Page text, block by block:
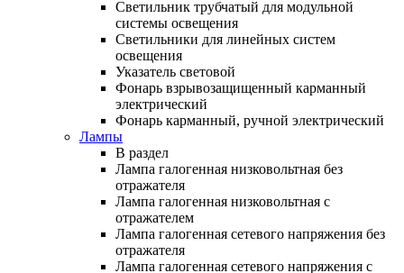
Светильник трубчатый для модульной
системы освещения
Светильники для линейных систем
освещения
Указатель световой
Фонарь взрывозащищенный карманный
электрический
Фонарь карманный, ручной электрический
Лампы
В раздел
Лампа галогенная низковольтная без
отражателя
Лампа галогенная низковольтная с
отражателем
Лампа галогенная сетевого напряжения без
отражателя
Лампа галогенная сетевого напряжения с